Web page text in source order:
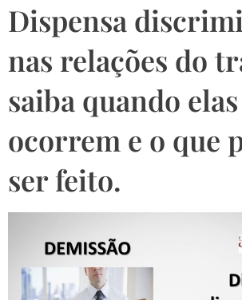
Dispensa
nas relações do
saiba quando elas
ocorrem e o que
ser feito.